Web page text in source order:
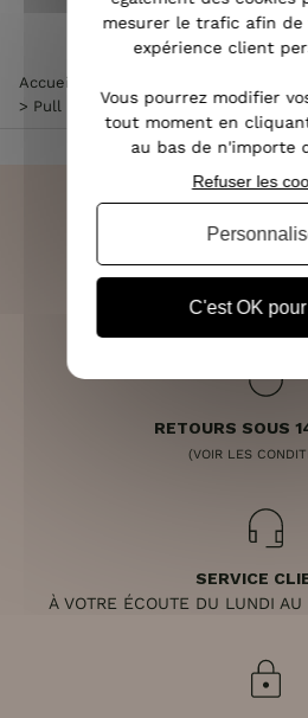
Accueil
> Pull marinière blanc rayures fines
LIVRAISON
OFFERTE
RETOURS SOUS
(VOIR LES
SERVICE
À VOTRE ÉCOUTE DU LUNDI
mesurer le trafic afin
expérience client
Vous pourrez modifier
tout moment en
au bas de n'importe
C'est OK
Refuser les